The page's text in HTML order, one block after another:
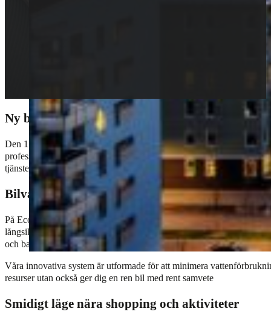
Ny biltvättsanläggning öppnar i Erikslund
Den 1 oktober 2024 slår Ecoshine upp dörrarna till sin nya
professionell bilvård för dig som vill vårda din bil med fokus på
tjänster av högsta kvalitet, oavsett var i landet du bor.
Bilvård i fokus – bevara bilen under lång tid
På Ecoshine Erikslund erbjuder vi ett brett utbud av tjänster för
långsiktiga hälsa. Välj mellan biltvätt, rekond, lackskydd eller vår
och balansering till trygg däckförvaring.
Våra innovativa system är utformade för att minimera
resurser utan också ger dig en ren bil med rent samvete
Smidigt läge nära shopping och aktiviteter